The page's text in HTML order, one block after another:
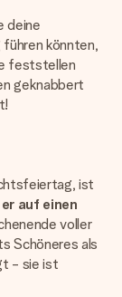
deine
führen könnten,
feststellen
geknabbert
ist
auf einen
voller
Schöneres als
- sie ist